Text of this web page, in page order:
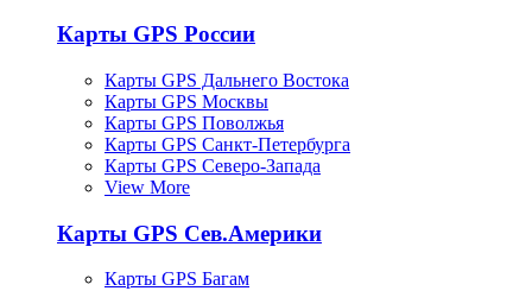
Карты GPS России
Карты GPS Дальнего Востока
Карты GPS Москвы
Карты GPS Поволжья
Карты GPS Санкт-Петербурга
Карты GPS Северо-Запада
View More
Карты GPS Сев.Америки
Карты GPS Багам